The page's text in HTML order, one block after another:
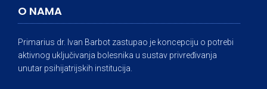
O NAMA
Primarius dr. Ivan Barbot zastupao je koncepciju o potrebi
aktivnog uključivanja bolesnika u sustav privređivanja
unutar psihijatrijskih institucija.